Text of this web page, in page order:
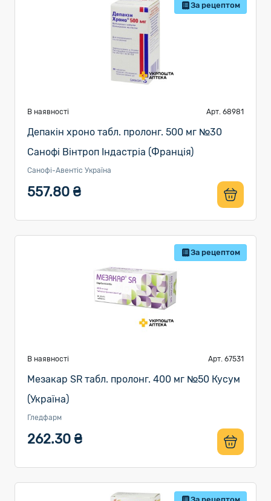
За рецептом
В наявності Арт. 68981
Депакін хроно табл. пролонг. 500 мг №30
Санофі Вінтроп Індастріа (Франція)
Санофі-Авентіс Україна
557.80 ₴
За рецептом
В наявності Арт. 67531
Мезакар SR табл. пролонг. 400 мг №50 Кусум
(Україна)
Гледфарм
262.30 ₴